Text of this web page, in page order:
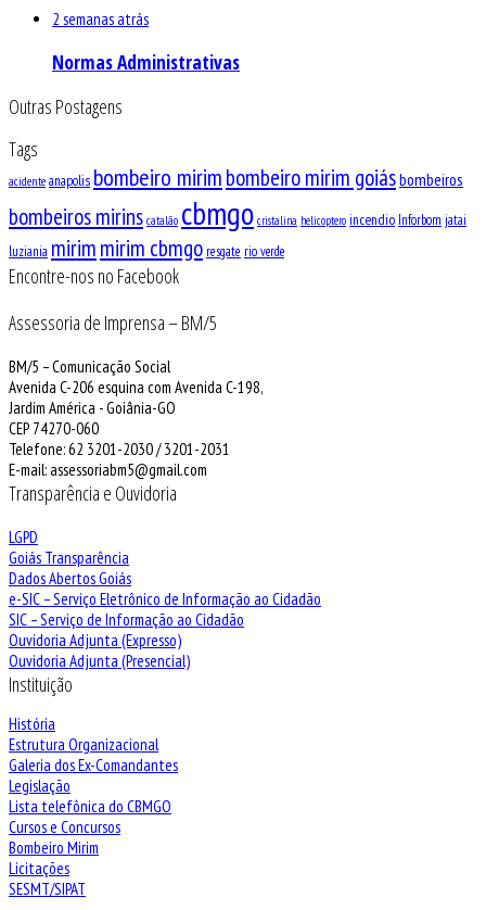
2 semanas atrás
Normas Administrativas
Outras Postagens
Tags
acidente anapolis bombeiro mirimbombeiro mirim goiásbombeiros
bombeiros mirins catalão cbmgo cristalina helicoptero incendio Inforbom jatai
luziania mirimmirim cbmgo resgate rio verde
Encontre-nos no Facebook
Assessoria de Imprensa – BM/5
BM/5 – Comunicação Social
Avenida C-206 esquina com Avenida C-198,
Jardim América - Goiânia-GO
CEP 74270-060
Telefone: 62 3201-2030 / 3201-2031
E-mail: assessoriabm5@gmail.com
Transparência e Ouvidoria
LGPD
Goiás Transparência
Dados Abertos Goiás
e-SIC – Serviço Eletrônico de Informação ao Cidadão
SIC – Serviço de Informação ao Cidadão
Ouvidoria Adjunta (Expresso)
Ouvidoria Adjunta (Presencial)
Instituição
História
Estrutura Organizacional
Galeria dos Ex-Comandantes
Legislação
Lista telefônica do CBMGO
Cursos e Concursos
Bombeiro Mirim
Licitações
SESMT/SIPAT